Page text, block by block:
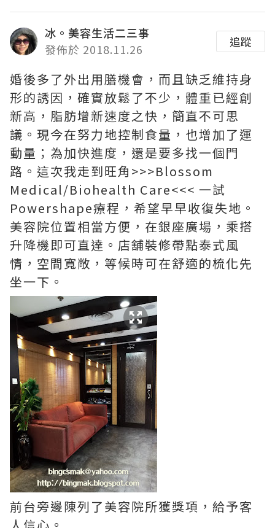
冰。美容生活二三事
發佈於 2018.11.26
追蹤
婚後多了外出用膳機會，而且缺乏維持身
形的誘因，確實放鬆了不少，體重已經創
新高，脂肪增新速度之快，簡直不可思
議。現今在努力地控制食量，也增加了運
動量；為加快進度，還是要多找一個門
路。這次我走到旺角>>>Blossom
Medical/Biohealth Care<<< 一試
Powershape療程，希望早早收復失地。
美容院位置相當方便，在銀座廣場，乘搭
升降機即可直達。店舖裝修帶點泰式風
情，空間寬敞，等候時可在舒適的梳化先
坐一下。
前台旁邊陳列了美容院所獲獎項，給予客